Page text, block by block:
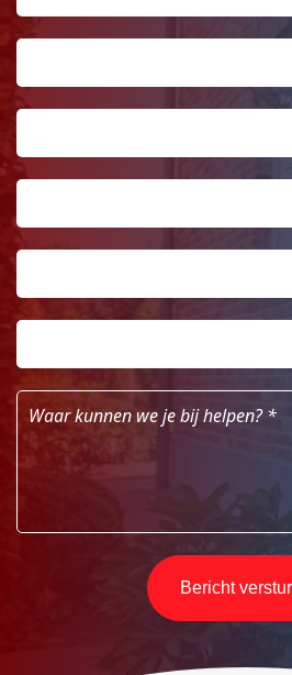
Achternaam
*
Telefoonnummer
*
Email
Postcode
*
Huisnummer
*
Waar
kunnen
helpen?